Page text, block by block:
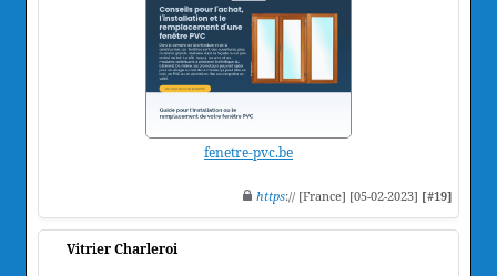
fenetre-pvc.be
https:// [France] [05-02-2023] [#19]
Vitrier Charleroi